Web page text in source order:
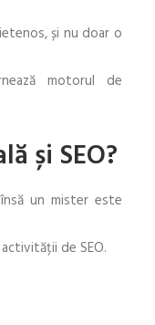
și nu doar o
motorul de
și SEO?
un mister este
de SEO.